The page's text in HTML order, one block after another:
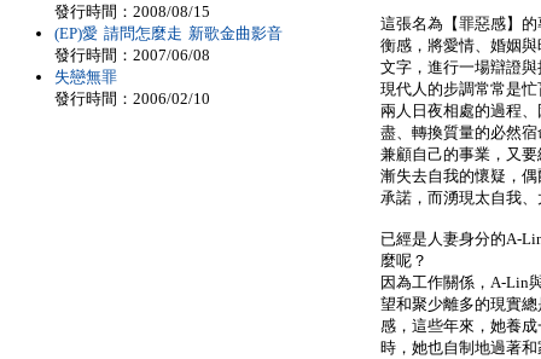
這張名為【罪惡感】
衡感，將愛情、婚姻
文字，進行一場辯證與
現代人的步調常常是
兩人日夜相處的過程
盡、轉換質量的必然
兼顧自己的事業，又
漸失去自我的懷疑，
承諾，而湧現太自我
已經是人妻身分的A-
麼呢？
因為工作關係，A-Lin
望和聚少離多的現實
感，這些年來，她養
時，她也自制地過著
發行時間：2008/08/15
(EP)愛 請問怎麼走 新歌金曲影音
發行時間：2007/06/08
失戀無罪
發行時間：2006/02/10